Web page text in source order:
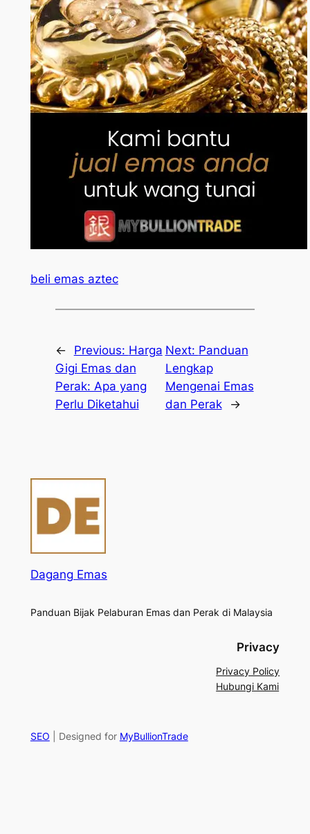
beli emas aztec
← Previous: Harga
Gigi Emas dan
Perak: Apa yang
Perlu Diketahui
Next: Panduan
Lengkap
Mengenai Emas
dan Perak
→
Dagang Emas
Panduan Bijak Pelaburan Emas dan Perak di Malaysia
Privacy
Privacy Policy
Hubungi Kami
SEO | Designed for MyBullionTrade